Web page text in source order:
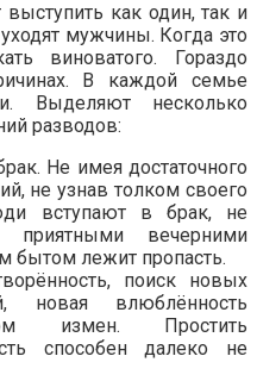
как один, так и
мужчины. Когда это
виноватого. Гораздо
В каждой семье
Выделяют несколько
разводов:
Не имея достаточного
не узнав толком своего
вступают в брак, не
вечерними
бытом лежит пропасть.
поиск новых
новая влюблённость
измен. Простить
способен далеко не